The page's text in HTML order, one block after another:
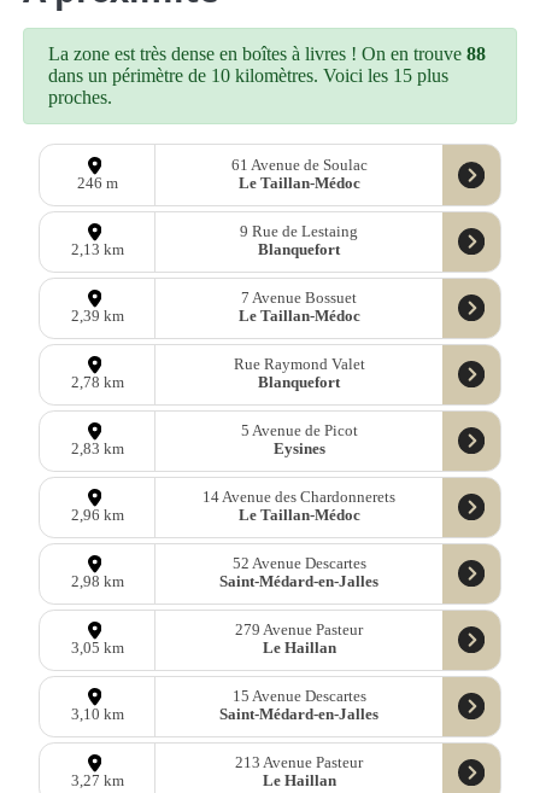
La zone est très dense en boîtes à livres ! On en trouve88
dans un périmètre de 10 kilomètres. Voici les 15 plus
proches.
246 m
61 Avenue de Soulac
Le Taillan-Médoc
2,13 km
9 Rue de Lestaing
Blanquefort
2,39 km
7 Avenue Bossuet
Le Taillan-Médoc
2,78 km
Rue Raymond Valet
Blanquefort
2,83 km
5 Avenue de Picot
Eysines
2,96 km
14 Avenue des Chardonnerets
Le Taillan-Médoc
2,98 km
52 Avenue Descartes
Saint-Médard-en-Jalles
3,05 km
279 Avenue Pasteur
Le Haillan
3,10 km
15 Avenue Descartes
Saint-Médard-en-Jalles
3,27 km
213 Avenue Pasteur
Le Haillan